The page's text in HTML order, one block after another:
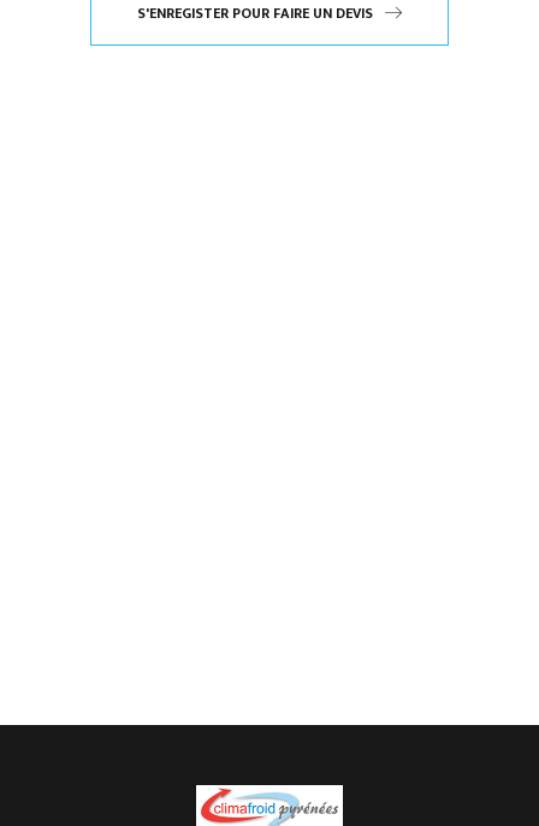
S'ENREGISTER POUR FAIRE UN DEVIS